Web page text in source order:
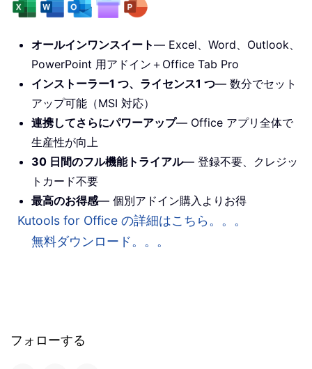
オールインワンスイート— Excel、Word、Outlook、
PowerPoint 用アドイン＋Office Tab Pro
インストーラー1 つ、ライセンス1 つ— 数分でセット
アップ可能（MSI 対応）
連携してさらにパワーアップ— Office アプリ全体で
生産性が向上
30 日間のフル機能トライアル— 登録不要、クレジッ
トカード不要
最高のお得感— 個別アドイン購入よりお得
Kutools for Office の詳細はこちら。。。
無料ダウンロード。。。
フォローする